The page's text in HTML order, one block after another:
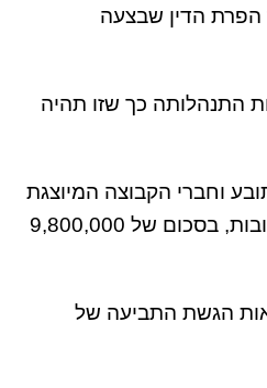
הפרת הדין שבצעה
התנהלותה כך שזו תהיה
וחברי הקבוצה המיוצגת
שעיקרה תושבי העיר רחובות, בסכום של 9,800,000
הגשת התביעה של